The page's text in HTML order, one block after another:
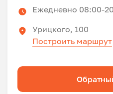
Ежедневно 08:00-
Урицкого, 100
Построить маршрут